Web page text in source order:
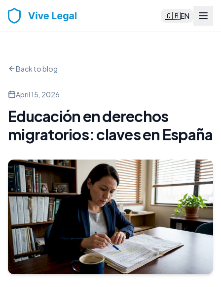
🇬🇧EN
Back to blog
April 15, 2026
Educación en derechos
migratorios: claves en España